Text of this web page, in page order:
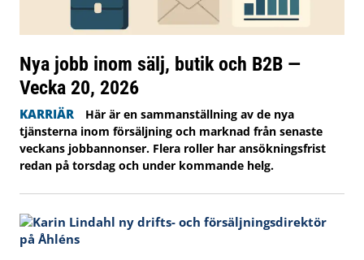
Nya jobb inom sälj, butik och B2B —
Vecka 20, 2026
KARRIÄR
Här är en sammanställning av de nya
tjänsterna inom försäljning och marknad från senaste
veckans jobbannonser. Flera roller har ansökningsfrist
redan på torsdag och under kommande helg.